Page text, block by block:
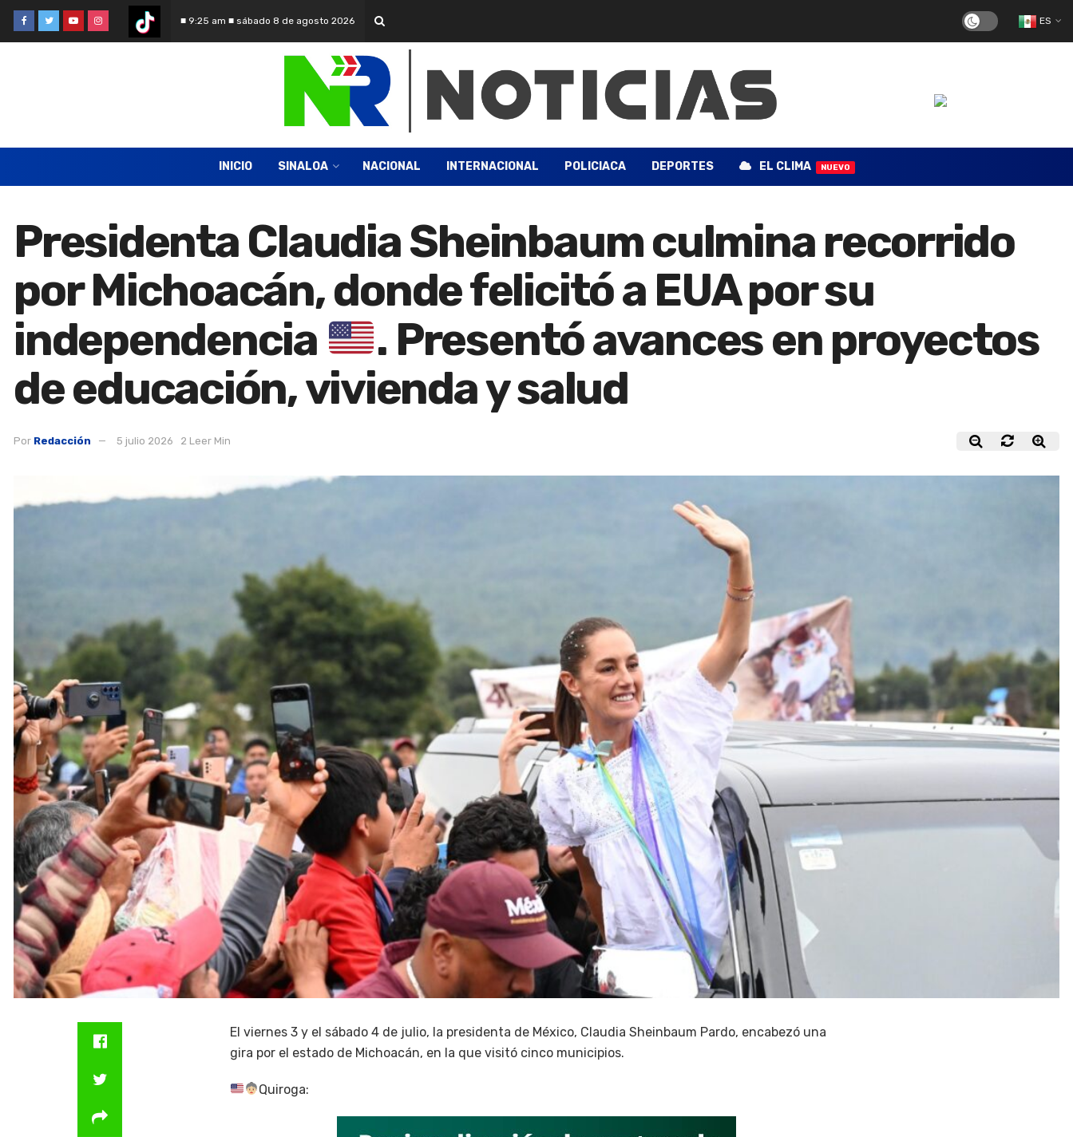
■ 9:25 am ■ sábado 8 de agosto 2026 ES
INICIO SINALOA NACIONAL INTERNACIONAL POLICIACA DEPORTES EL CLIMA NUEVO
Presidenta Claudia Sheinbaum culmina recorrido
por Michoacán, donde felicitó a EUA por su
independencia
. Presentó avances en proyectos
de educación, vivienda y salud
Por Redacción 5 julio 2026 2 Leer Min
El viernes 3 y el sábado 4 de julio, la presidenta de México, Claudia Sheinbaum Pardo, encabezó una
gira por el estado de Michoacán, en la que visitó cinco municipios.
Quiroga: